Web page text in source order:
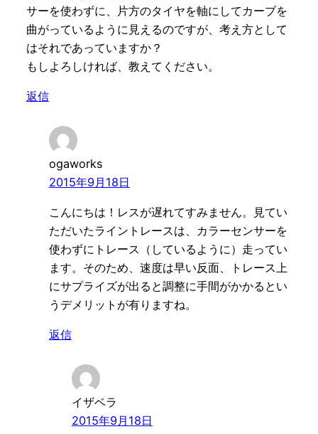
サーを使わずに、片方のタイヤを軸にしてカーブを
曲がっているように見えるのですが、考え方として
はそれであっていますか？
もしよろしければ、教えてください。
返信
ogaworks
2015年9月18日
こんにちは！レスが遅れてすみません。見てい
ただいたライントレースは、カラーセンサーを
使わずにトレース（しているように）走ってい
ます。そのため、速度は早い反面、トレース上
にサプライズが出ると調整に手間がかかるとい
うデメリットが有りますね。
返信
イザベラ
2015年9月18日